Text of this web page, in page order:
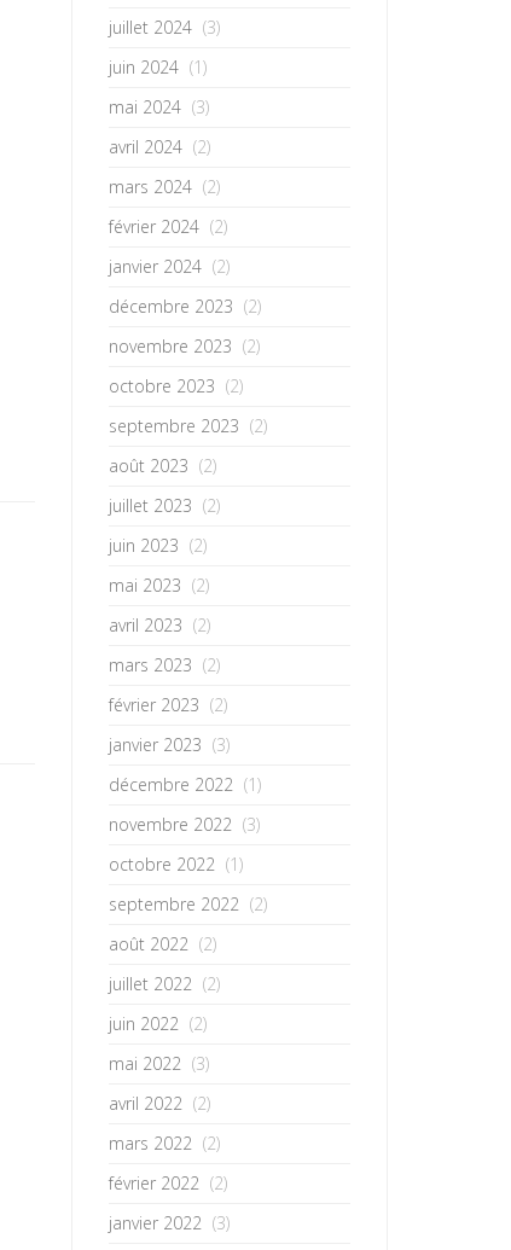
juillet 2024 (3)
juin 2024 (1)
mai 2024 (3)
avril 2024 (2)
mars 2024 (2)
février 2024 (2)
janvier 2024 (2)
décembre 2023 (2)
novembre 2023 (2)
octobre 2023 (2)
septembre 2023 (2)
août 2023 (2)
juillet 2023 (2)
juin 2023 (2)
mai 2023 (2)
avril 2023 (2)
mars 2023 (2)
février 2023 (2)
janvier 2023 (3)
décembre 2022 (1)
novembre 2022 (3)
octobre 2022 (1)
septembre 2022 (2)
août 2022 (2)
juillet 2022 (2)
juin 2022 (2)
mai 2022 (3)
avril 2022 (2)
mars 2022 (2)
février 2022 (2)
janvier 2022 (3)